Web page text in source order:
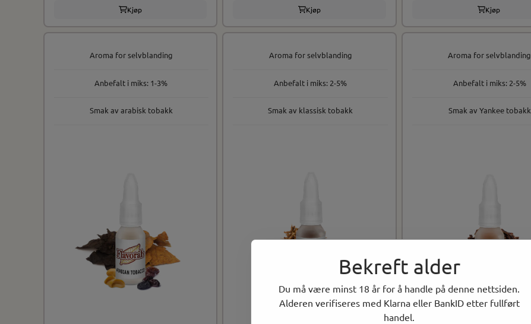
Bekreft alder
Du må være minst 18 år for å handle på denne nettsiden.
Alderen verifiseres med Klarna eller BankID etter fullført
handel.
Kjøp
Kjøp
Kjøp
Aroma for selvblanding
Anbefalt i miks: 1-3%
Smak av arabisk tobakk
Aroma for selvblanding
Anbefalt i miks: 2-5%
Smak av klassisk tobakk
Aroma for selvblanding
Anbefalt i miks: 2-5%
Smak av Yankee tobakk